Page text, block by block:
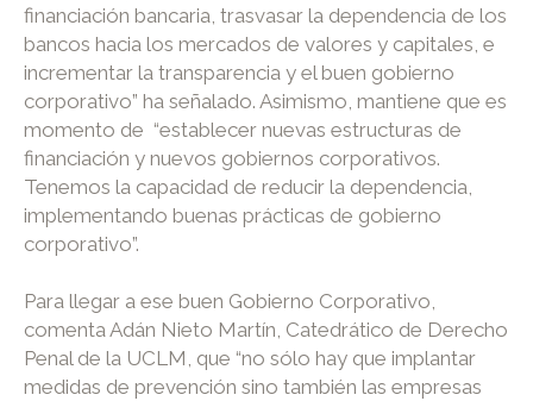
financiación bancaria, trasvasar la dependencia de los
bancos hacia los mercados de valores y capitales, e
incrementar la transparencia y el buen gobierno
corporativo” ha señalado. Asimismo, mantiene que es
momento de “establecer nuevas estructuras de
financiación y nuevos gobiernos corporativos.
Tenemos la capacidad de reducir la dependencia,
implementando buenas prácticas de gobierno
corporativo”.
Para llegar a ese buen Gobierno Corporativo,
comenta Adán Nieto Martín, Catedrático de Derecho
Penal de la UCLM, que “no sólo hay que implantar
medidas de prevención sino también las empresas